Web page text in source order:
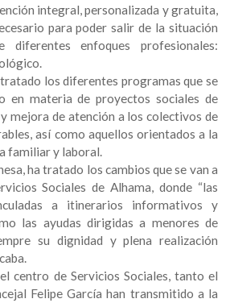
integral, personalizada y gratuita,
para poder salir de la situación
diferentes enfoques profesionales:
los diferentes programas que se
en materia de proyectos sociales de
mejora de atención a los colectivos de
así como aquellos orientados a la
familiar y laboral.
ha tratado los cambios que se van a
Sociales de Alhama, donde “las
a itinerarios informativos y
las ayudas dirigidas a menores de
su dignidad y plena realización
centro de Servicios Sociales, tanto el
Felipe García han transmitido a la